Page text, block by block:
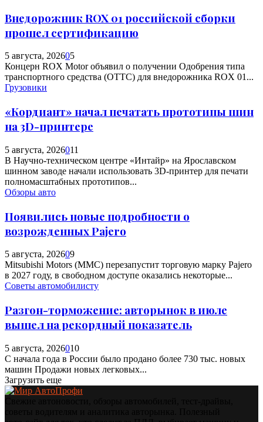
Внедорожник ROX 01 российской сборки
прошел сертификацию
5 августа, 202605
Концерн ROX Motor объявил о получении Одобрения типа
транспортного средства (ОТТС) для внедорожника ROX 01...
Грузовики
«Кордиант» начал печатать прототипы шин
на 3D-принтере
5 августа, 2026011
В Научно-техническом центре «Интайр» на Ярославском
шинном заводе начали использовать 3D-принтер для печати
полномасштабных прототипов...
Обзоры авто
Появились новые подробности о
возрожденных Pajero
5 августа, 202609
Mitsubishi Motors (MMC) перезапустит торговую марку Pajero
в 2027 году, в свободном доступе оказались некоторые...
Советы автомобилисту
Разгон-торможение: авторынок в июле
вышел на рекордный показатель
5 августа, 2026010
С начала года в России было продано более 730 тыс. новых
машин Продажи новых легковых...
Загрузить еще